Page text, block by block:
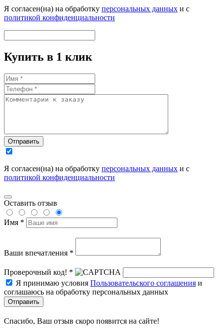
Я согласен(на) на обработку персональных данных и с
политикой конфиденциальности
Купить в 1 клик
Отправить
Я согласен(на) на обработку персональных данных и с
политикой конфиденциальности
Оставить отзыв
Имя *
Ваши впечатления *
Проверочный код! *
Я принимаю условия Пользовательского соглашения и
соглашаюсь на обработку персональных данных
Отправить
Спасибо, Ваш отзыв скоро появится на сайте!